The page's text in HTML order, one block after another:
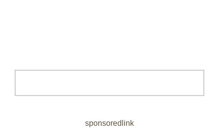
sponsoredlink